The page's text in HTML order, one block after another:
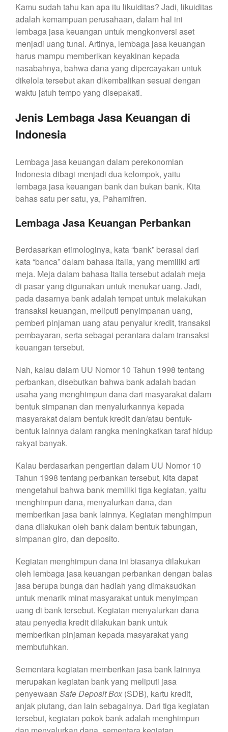
Kamu sudah tahu kan apa itu likuiditas? Jadi, likuiditas
adalah kemampuan perusahaan, dalam hal ini
lembaga jasa keuangan untuk mengkonversi aset
menjadi uang tunai. Artinya, lembaga jasa keuangan
harus mampu memberikan keyakinan kepada
nasabahnya, bahwa dana yang dipercayakan untuk
dikelola tersebut akan dikembalikan sesuai dengan
waktu jatuh tempo yang disepakati.
Jenis Lembaga Jasa Keuangan di
Indonesia
Lembaga jasa keuangan dalam perekonomian
Indonesia dibagi menjadi dua kelompok, yaitu
lembaga jasa keuangan bank dan bukan bank. Kita
bahas satu per satu, ya, Pahamifren.
Lembaga Jasa Keuangan Perbankan
Berdasarkan etimologinya, kata “bank” berasal dari
kata “banca” dalam bahasa Italia, yang memiliki arti
meja. Meja dalam bahasa Italia tersebut adalah meja
di pasar yang digunakan untuk menukar uang. Jadi,
pada dasarnya bank adalah tempat untuk melakukan
transaksi keuangan, meliputi penyimpanan uang,
pemberi pinjaman uang atau penyalur kredit, transaksi
pembayaran, serta sebagai perantara dalam transaksi
keuangan tersebut.
Nah, kalau dalam UU Nomor 10 Tahun 1998 tentang
perbankan, disebutkan bahwa bank adalah badan
usaha yang menghimpun dana dari masyarakat dalam
bentuk simpanan dan menyalurkannya kepada
masyarakat dalam bentuk kredit dan/atau bentuk-
bentuk lainnya dalam rangka meningkatkan taraf hidup
rakyat banyak.
Kalau berdasarkan pengertian dalam UU Nomor 10
Tahun 1998 tentang perbankan tersebut, kita dapat
mengetahui bahwa bank memiliki tiga kegiatan, yaitu
menghimpun dana, menyalurkan dana, dan
memberikan jasa bank lainnya. Kegiatan menghimpun
dana dilakukan oleh bank dalam bentuk tabungan,
simpanan giro, dan deposito.
Kegiatan menghimpun dana ini biasanya dilakukan
oleh lembaga jasa keuangan perbankan dengan balas
jasa berupa bunga dan hadiah yang dimaksudkan
untuk menarik minat masyarakat untuk menyimpan
uang di bank tersebut. Kegiatan menyalurkan dana
atau penyedia kredit dilakukan bank untuk
memberikan pinjaman kepada masyarakat yang
membutuhkan.
Sementara kegiatan memberikan jasa bank lainnya
merupakan kegiatan bank yang meliputi jasa
penyewaan Safe Deposit Box (SDB), kartu kredit,
anjak piutang, dan lain sebagainya. Dari tiga kegiatan
tersebut, kegiatan pokok bank adalah menghimpun